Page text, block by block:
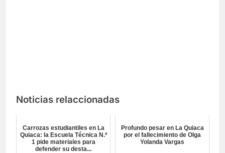
Noticias relaccionadas
Carrozas estudiantiles en La
Quiaca: la Escuela Técnica N.º
1 pide materiales para
defender su desta...
Profundo pesar en La Quiaca
por el fallecimiento de Olga
Yolanda Vargas